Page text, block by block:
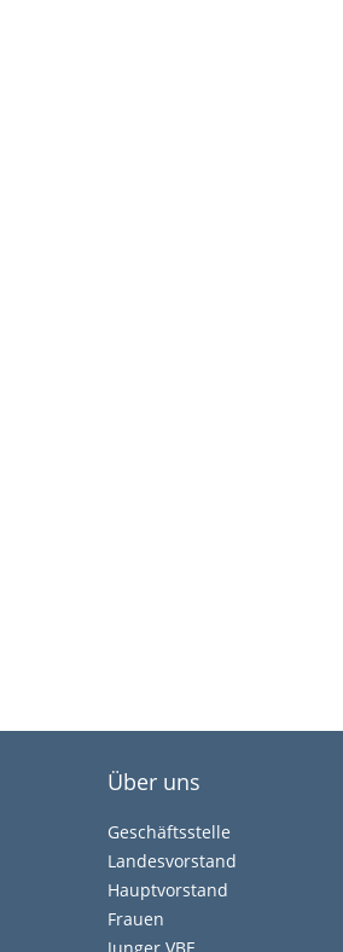
Über uns
Geschäftsstelle
Landesvorstand
Hauptvorstand
Frauen